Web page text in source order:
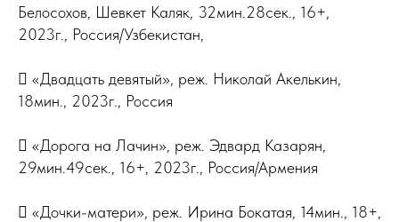
Белосохов, Шевкет Каляк, 32мин.28сек., 16+,
2023г., Россия/Узбекистан,
 «Двадцать девятый», реж. Николай Акелькин,
18мин., 2023г., Россия
 «Дорога на Лачин», реж. Эдвард Казарян,
29мин.49сек., 16+, 2023г., Россия/Армения
 «Дочки-матери», реж. Ирина Бокатая, 14мин., 18+,